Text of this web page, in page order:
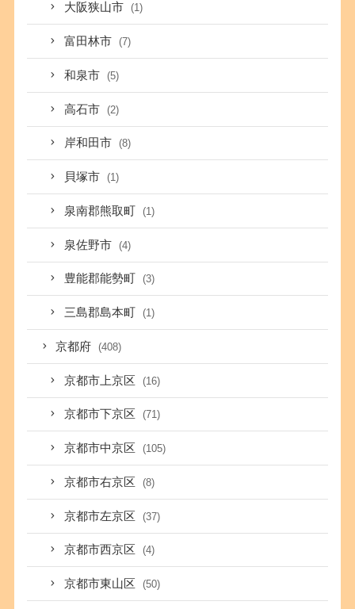
大阪狭山市 (1)
富田林市 (7)
和泉市 (5)
高石市 (2)
岸和田市 (8)
貝塚市 (1)
泉南郡熊取町 (1)
泉佐野市 (4)
豊能郡能勢町 (3)
三島郡島本町 (1)
京都府 (408)
京都市上京区 (16)
京都市下京区 (71)
京都市中京区 (105)
京都市右京区 (8)
京都市左京区 (37)
京都市西京区 (4)
京都市東山区 (50)